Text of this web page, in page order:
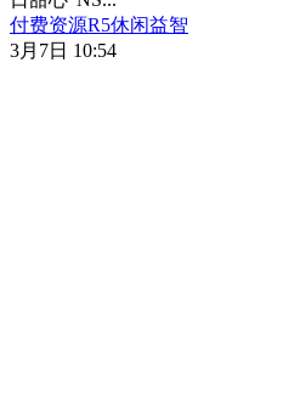
付费资源R5休闲益智
3月7日 10:54